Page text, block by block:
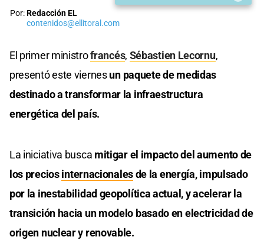
Por:Redacción EL
contenidos@ellitoral.com
El primer ministrofrancés, Sébastien Lecornu,
presentó este viernesun paquete de medidas
destinado a transformar la infraestructura
energética del país.
La iniciativa busca mitigar el impacto del aumento de
los preciosinternacionalesde la energía, impulsado
por la inestabilidad geopolítica actual, y acelerar la
transición hacia un modelo basado en electricidad de
origen nuclear y renovable.